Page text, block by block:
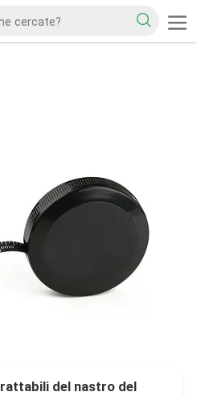
del nastro del